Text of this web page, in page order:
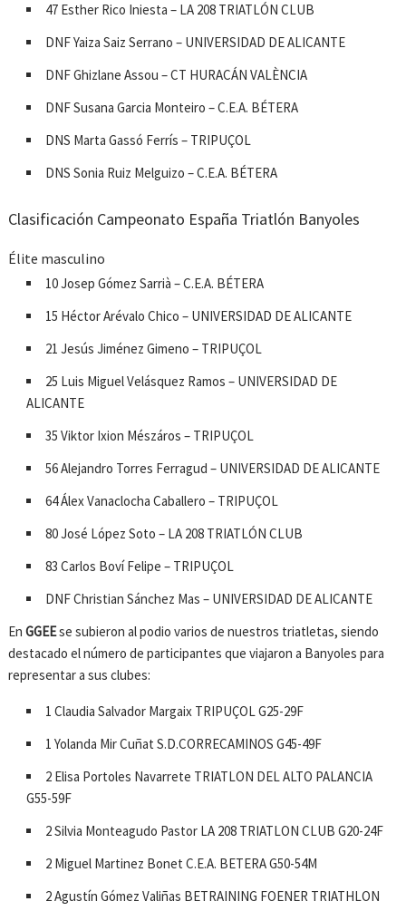
47 Esther Rico Iniesta – LA 208 TRIATLÓN CLUB
DNF Yaiza Saiz Serrano – UNIVERSIDAD DE ALICANTE
DNF Ghizlane Assou – CT HURACÁN VALÈNCIA
DNF Susana Garcia Monteiro – C.E.A. BÉTERA
DNS Marta Gassó Ferrís – TRIPUÇOL
DNS Sonia Ruiz Melguizo – C.E.A. BÉTERA
Clasificación Campeonato España Triatlón Banyoles
Élite masculino
10 Josep Gómez Sarrià – C.E.A. BÉTERA
15 Héctor Arévalo Chico – UNIVERSIDAD DE ALICANTE
21 Jesús Jiménez Gimeno – TRIPUÇOL
25 Luis Miguel Velásquez Ramos – UNIVERSIDAD DE
ALICANTE
35 Viktor Ixion Mészáros – TRIPUÇOL
56 Alejandro Torres Ferragud – UNIVERSIDAD DE ALICANTE
64 Álex Vanaclocha Caballero – TRIPUÇOL
80 José López Soto – LA 208 TRIATLÓN CLUB
83 Carlos Boví Felipe – TRIPUÇOL
DNF Christian Sánchez Mas – UNIVERSIDAD DE ALICANTE
EnGGEEse subieron al podio varios de nuestros triatletas, siendo
destacado el número de participantes que viajaron a Banyoles para
representar a sus clubes:
1 Claudia Salvador Margaix TRIPUÇOL G25-29F
1 Yolanda Mir Cuñat S.D.CORRECAMINOS G45-49F
2 Elisa Portoles Navarrete TRIATLON DEL ALTO PALANCIA
G55-59F
2 Silvia Monteagudo Pastor LA 208 TRIATLON CLUB G20-24F
2 Miguel Martinez Bonet C.E.A. BETERA G50-54M
2 Agustín Gómez Valiñas BETRAINING FOENER TRIATHLON